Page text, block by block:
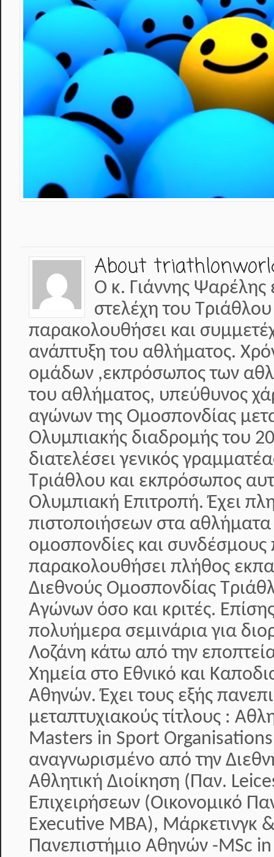
About
Ο κ. Γιάννης Ψαρέλης
στελέχη του
παρακολουθήσει και
ανάπτυξη του αθλήματος.
ομάδων ,εκπρόσωπος των
του αθλήματος, υπεύθυνος
αγώνων της Ομοσπονδίας
Ολυμπιακής διαδρομής του
διατελέσει γενικός
Τριάθλου και εκπρόσωπος
Ολυμπιακή Επιτροπή. Έχει
πιστοποιήσεων στα αθλήματα
ομοσπονδίες και συνδέσμους
παρακολουθήσει πλήθος
Διεθνούς Ομοσπονδίας
Αγώνων όσο και κριτές.
πολυήμερα σεμινάρια για
Λοζάνη κάτω από την
Χημεία στο Εθνικό και
Αθηνών. Έχει τους εξής
μεταπτυχιακούς τίτλους :
Masters in Sport
αναγνωρισμένο από την
Αθλητική Διοίκηση (Παν.
Επιχειρήσεων (Οικονομικό
Executive MBA), Μάρκετινγκ
Πανεπιστήμιο Αθηνών -MSc